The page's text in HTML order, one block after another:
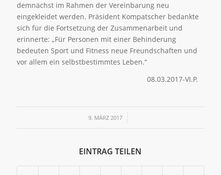
demnächst im Rahmen der Vereinbarung neu
eingekleidet werden. Präsident Kompatscher bedankte
sich für die Fortsetzung der Zusammenarbeit und
erinnerte: „Für Personen mit einer Behinderung
bedeuten Sport und Fitness neue Freundschaften und
vor allem ein selbstbestimmtes Leben.“
08.03.2017-VI.P.
9. MÄRZ 2017
/
EINTRAG TEILEN